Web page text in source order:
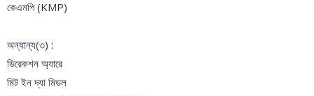
কেএমপি (KMP)
অন্যান্য(৩) :
ডিরেকশন অ্যারে
মিট ইন দ্যা মিডল